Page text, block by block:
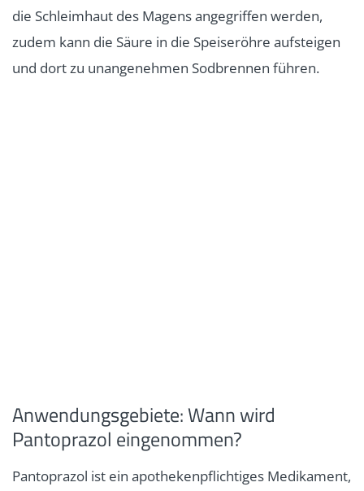
die Schleimhaut des Magens angegriffen werden,
zudem kann die Säure in die Speiseröhre aufsteigen
und dort zu unangenehmen Sodbrennen führen.
Anwendungsgebiete: Wann wird
Pantoprazol eingenommen?
Pantoprazol ist ein apothekenpflichtiges Medikament,